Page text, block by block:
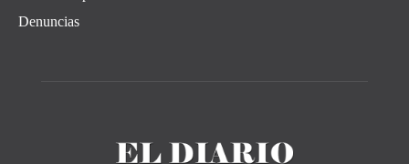
Denuncias